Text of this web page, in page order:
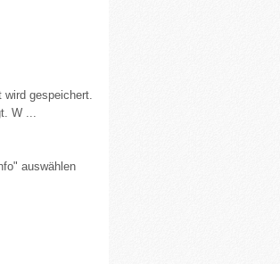
wird gespeichert.
W ...
auswählen